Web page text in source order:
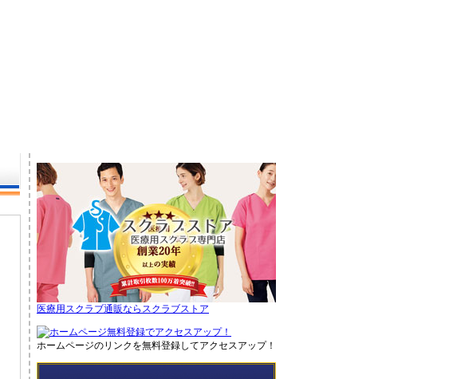
医療用スクラブ通販ならスクラブストア
ホームページのリンクを無料登録してアクセスアップ！